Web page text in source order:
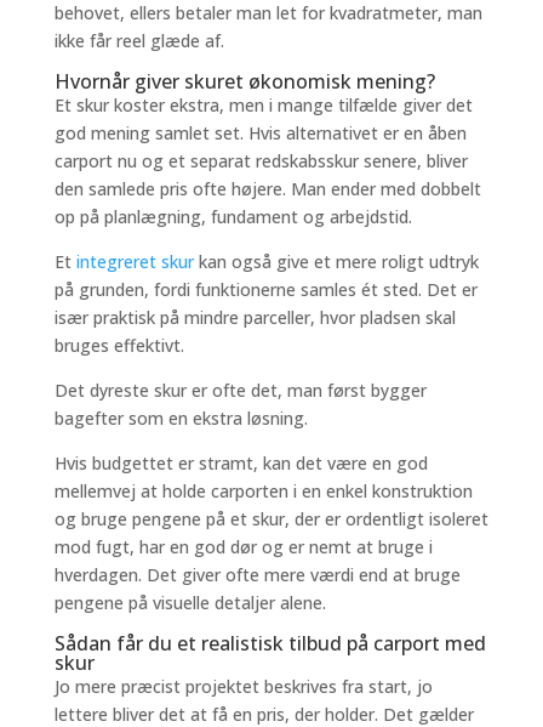
behovet, ellers betaler man let for kvadratmeter, man
ikke får reel glæde af.
Hvornår giver skuret økonomisk mening?
Et skur koster ekstra, men i mange tilfælde giver det
god mening samlet set. Hvis alternativet er en åben
carport nu og et separat redskabsskur senere, bliver
den samlede pris ofte højere. Man ender med dobbelt
op på planlægning, fundament og arbejdstid.
Et integreret skurkan også give et mere roligt udtryk
på grunden, fordi funktionerne samles ét sted. Det er
især praktisk på mindre parceller, hvor pladsen skal
bruges effektivt.
Det dyreste skur er ofte det, man først bygger
bagefter som en ekstra løsning.
Hvis budgettet er stramt, kan det være en god
mellemvej at holde carporten i en enkel konstruktion
og bruge pengene på et skur, der er ordentligt isoleret
mod fugt, har en god dør og er nemt at bruge i
hverdagen. Det giver ofte mere værdi end at bruge
pengene på visuelle detaljer alene.
Sådan får du et realistisk tilbud på carport med
skur
Jo mere præcist projektet beskrives fra start, jo
lettere bliver det at få en pris, der holder. Det gælder